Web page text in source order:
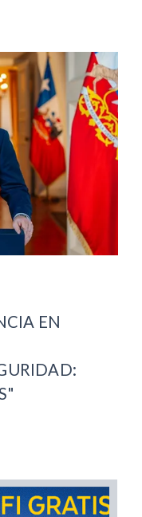
EN